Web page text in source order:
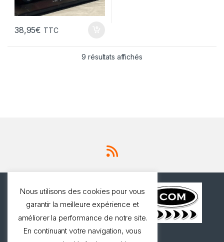
38,95€ TTC
9 résultats affichés
Nous utilisons des cookies pour vous
garantir la meilleure expérience et
améliorer la performance de notre site.
En continuant votre navigation, vous